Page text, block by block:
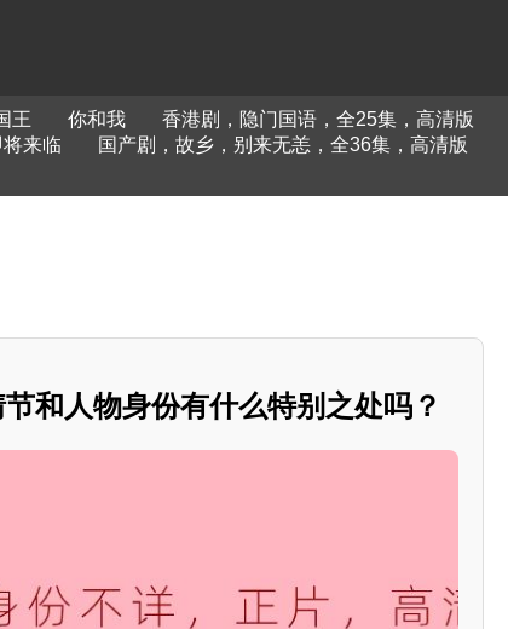
王 你和我
香港剧，隐门国语，全25集，高清版
来临
国产剧，故乡，别来无恙，全36集，高清版
和人物身份有什么特别之处吗？